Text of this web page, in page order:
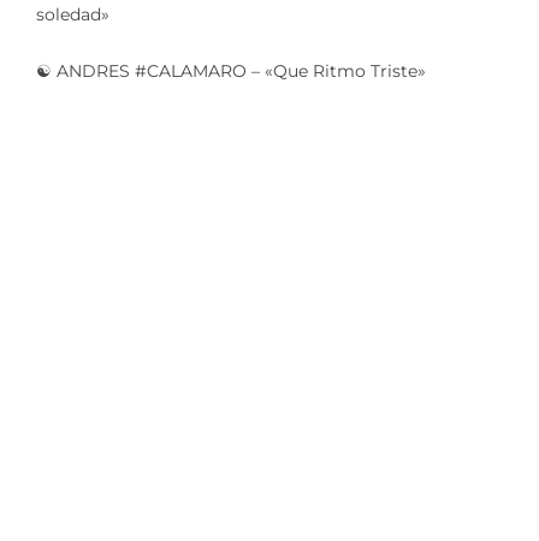
soledad»
☯️ ANDRES #CALAMARO – «Que Ritmo Triste»